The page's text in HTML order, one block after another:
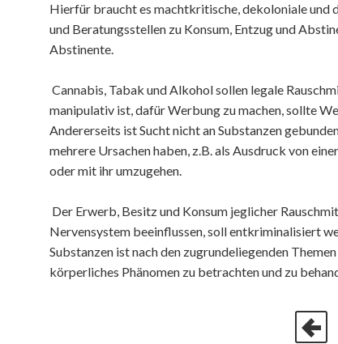
Hierfür braucht es machtkritische, dekoloniale
und Beratungsstellen zu Konsum, Entzug und
Abstinente.
Cannabis, Tabak und Alkohol sollen legale
manipulativ ist, dafür Werbung zu machen, sollte
Andererseits ist Sucht nicht an Substanzen
mehrere Ursachen haben, z.B. als Ausdruck von
oder mit ihr umzugehen.
Der Erwerb, Besitz und Konsum jeglicher
Nervensystem beeinflussen, soll entkriminalisiert
Substanzen ist nach den zugrundeliegenden
körperliches Phänomen zu betrachten und zu